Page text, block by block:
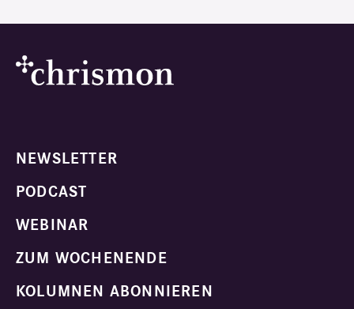
NEWSLETTER
PODCAST
WEBINAR
ZUM WOCHENENDE
KOLUMNEN ABONNIEREN